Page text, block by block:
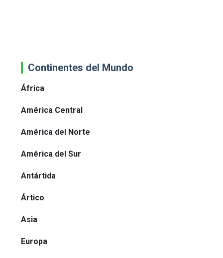
Continentes del Mundo
África
América Central
América del Norte
América del Sur
Antártida
Ártico
Asia
Europa